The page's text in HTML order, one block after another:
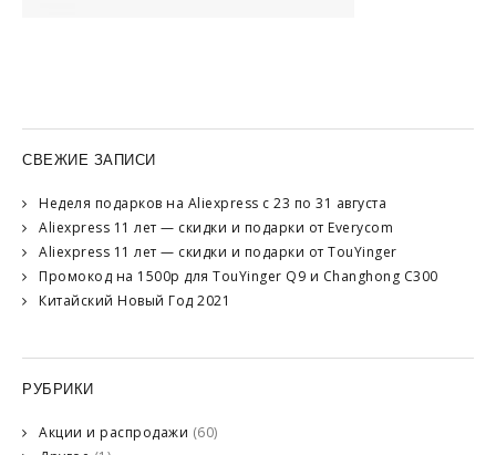
СВЕЖИЕ ЗАПИСИ
Неделя подарков на Aliexpress с 23 по 31 августа
Aliexpress 11 лет — скидки и подарки от Everycom
Aliexpress 11 лет — скидки и подарки от TouYinger
Промокод на 1500р для TouYinger Q9 и Changhong C300
Китайский Новый Год 2021
РУБРИКИ
Акции и распродажи (60)